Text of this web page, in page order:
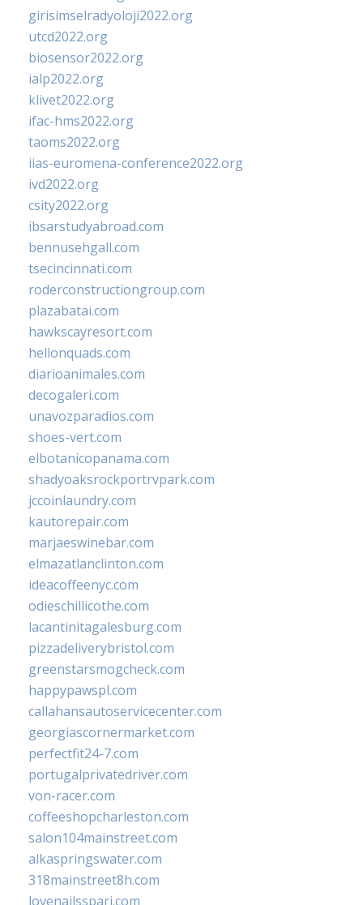
girisimselradyoloji2022.org
utcd2022.org
biosensor2022.org
ialp2022.org
klivet2022.org
ifac-hms2022.org
taoms2022.org
iias-euromena-conference2022.org
ivd2022.org
csity2022.org
ibsarstudyabroad.com
bennusehgall.com
tsecincinnati.com
roderconstructiongroup.com
plazabatai.com
hawkscayresort.com
hellonquads.com
diarioanimales.com
decogaleri.com
unavozparadios.com
shoes-vert.com
elbotanicopanama.com
shadyoaksrockportrvpark.com
jccoinlaundry.com
kautorepair.com
marjaeswinebar.com
elmazatlanclinton.com
ideacoffeenyc.com
odieschillicothe.com
lacantinitagalesburg.com
pizzadeliverybristol.com
greenstarsmogcheck.com
happypawspl.com
callahansautoservicecenter.com
georgiascornermarket.com
perfectfit24-7.com
portugalprivatedriver.com
von-racer.com
coffeeshopcharleston.com
salon104mainstreet.com
alkaspringswater.com
318mainstreet8h.com
lovenailsspari.com